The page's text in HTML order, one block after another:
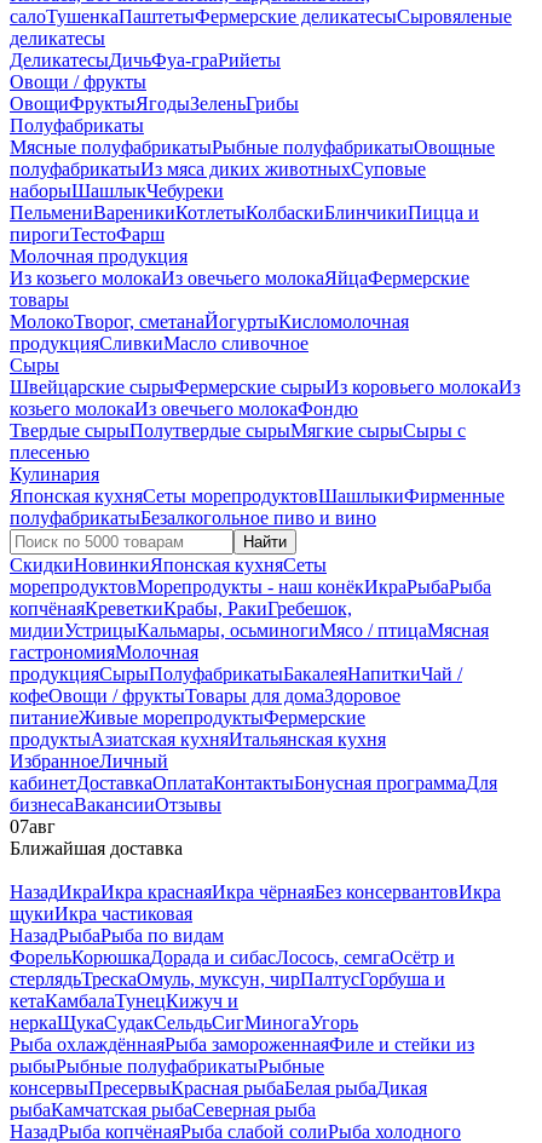
салоТушенкаПаштетыФермерские деликатесыСыровяленые
деликатесы
ДеликатесыДичьФуа-граРийеты
Овощи / фрукты
ОвощиФруктыЯгодыЗеленьГрибы
Полуфабрикаты
Мясные полуфабрикатыРыбные полуфабрикатыОвощные
полуфабрикатыИз мяса диких животныхСуповые
наборыШашлыкЧебуреки
ПельмениВареникиКотлетыКолбаскиБлинчикиПицца и
пирогиТестоФарш
Молочная продукция
Из козьего молокаИз овечьего молокаЯйцаФермерские
товары
МолокоТворог, сметанаЙогуртыКисломолочная
продукцияСливкиМасло сливочное
Сыры
Швейцарские сырыФермерские сырыИз коровьего молокаИз
козьего молокаИз овечьего молокаФондю
Твердые сырыПолутвердые сырыМягкие сырыСыры c
плесенью
Кулинария
Японская кухняСеты морепродуктовШашлыкиФирменные
полуфабрикатыБезалкогольное пиво и вино
Найти
СкидкиНовинкиЯпонская кухняСеты
морепродуктовМорепродукты - наш конёкИкраРыбаРыба
копчёнаяКреветкиКрабы, РакиГребешок,
мидииУстрицыКальмары, осьминогиМясо / птицаМясная
гастрономияМолочная
продукцияСырыПолуфабрикатыБакалеяНапиткиЧай /
кофеОвощи / фруктыТовары для домаЗдоровое
питаниеЖивые морепродуктыФермерские
продуктыАзиатская кухняИтальянская кухня
ИзбранноеЛичный
кабинетДоставкаОплатаКонтактыБонусная программаДля
бизнесаВакансииОтзывы
07авг
Ближайшая доставка
НазадИкраИкра краснаяИкра чёрнаяБез консервантовИкра
щукиИкра частиковая
НазадРыбаРыба по видам
ФорельКорюшкаДорада и сибасЛосось, семгаОсётр и
стерлядьТрескаОмуль, муксун, чирПалтусГорбуша и
кетаКамбалаТунецКижуч и
неркаЩукаСудакСельдьСигМиногаУгорь
Рыба охлаждённаяРыба замороженнаяФиле и стейки из
рыбыРыбные полуфабрикатыРыбные
консервыПресервыКрасная рыбаБелая рыбаДикая
рыбаКамчатская рыбаСеверная рыба
НазадРыба копчёнаяРыба слабой солиРыба холодного